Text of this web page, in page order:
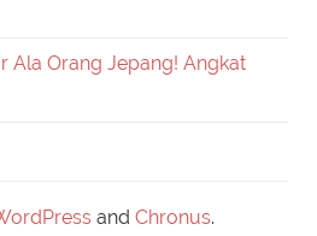
Ala Orang Jepang! Angkat
and Chronus.